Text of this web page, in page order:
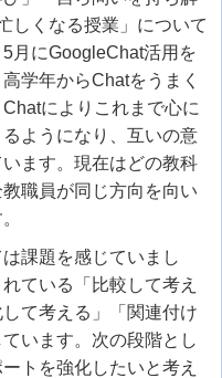
しくなる授業」について
月にGoogleChat活用を
学年からChatをうまく
によりこれまで心に
ようになり、互いの意
ます。現在はどの教科
職員が同じ方向を向い
課題を感じていまし
ている「比較して考え
て考える」「関連付け
います。次の段階とし
トを強化したいと考え